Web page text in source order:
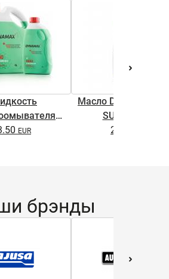
SCREENWASH
Масло DYNAMAX
SUPER 0.5L
2.65
брэнды